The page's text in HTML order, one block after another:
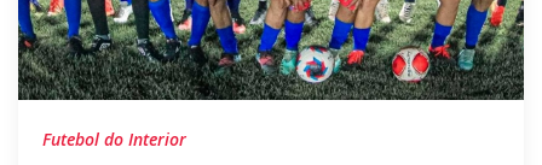
Futebol do Interior